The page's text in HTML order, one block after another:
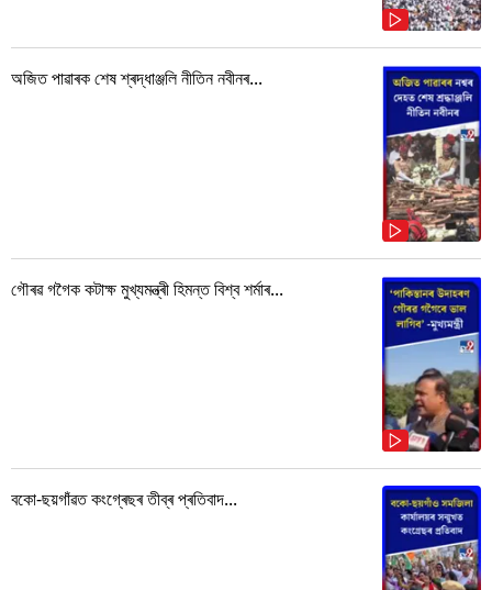
অজিত পাৱাৰক শেষ শ্ৰদ্ধাঞ্জলি নীতিন নবীনৰ...
গৌৰৱ গগৈক কটাক্ষ মুখ্যমন্ত্ৰী হিমন্ত বিশ্ব শৰ্মাৰ...
বকো-ছয়গাঁৱত কংগ্ৰেছৰ তীব্ৰ প্ৰতিবাদ...